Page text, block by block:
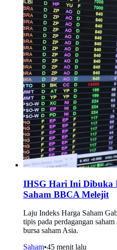
IHSG Hari Ini Dibuka
Saham BBCA Melejit
Laju Indeks Harga Saham
tipis pada perdagangan
bursa saham Asia.
Saham•45 menit lalu